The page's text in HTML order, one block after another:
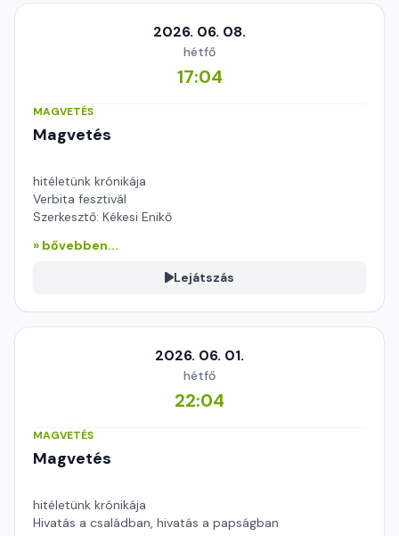
2026. 06. 08.
hétfő
17:04
MAGVETÉS
Magvetés
hitéletünk krónikája
Verbita fesztivál
Szerkesztő: Kékesi Enikő
» bővebben...
Lejátszás
2026. 06. 01.
hétfő
22:04
MAGVETÉS
Magvetés
hitéletünk krónikája
Hivatás a családban, hivatás a papságban